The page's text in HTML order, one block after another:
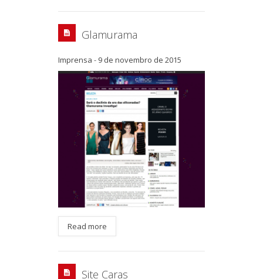
Glamurama
Imprensa - 9 de novembro de 2015
Read more
Site Caras